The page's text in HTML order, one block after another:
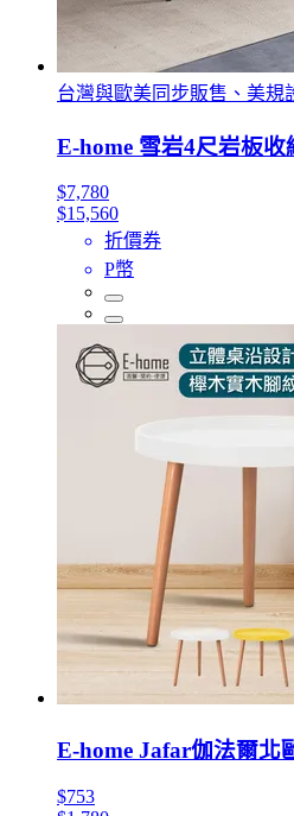
台灣與歐美同步販售、美規
E-home 雪岩4尺岩板
$7,780
$15,560
折價券
P幣
E-home Jafar伽法爾北
$753